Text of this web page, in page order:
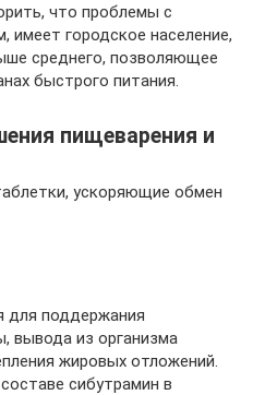
что проблемы с
имеет городское население,
среднего, позволяющее
быстрого питания.
пищеварения и
ускоряющие обмен
для поддержания
вывода из организма
жировых отложений.
сибутрамин в